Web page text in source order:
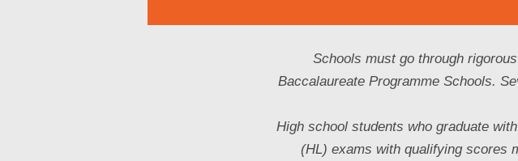
Schools must go through
Baccalaureate Programme Schools.
High school students who graduate
(HL) exams with qualifying scores